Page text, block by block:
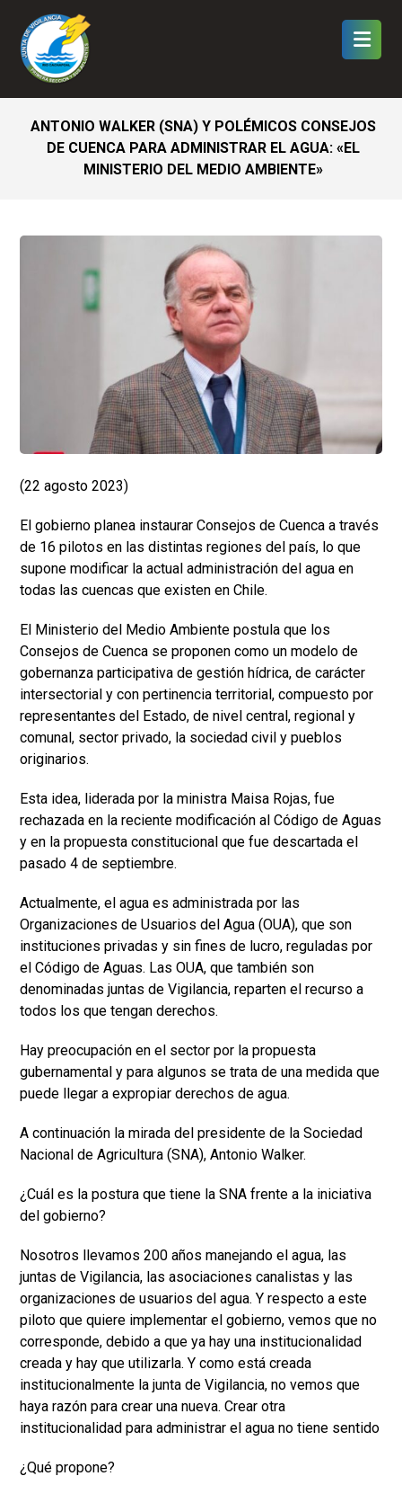
ANTONIO WALKER (SNA) Y POLÉMICOS CONSEJOS
DE CUENCA PARA ADMINISTRAR EL AGUA: «EL
MINISTERIO DEL MEDIO AMBIENTE»
(22 agosto 2023)
El gobierno planea instaurar Consejos de Cuenca a través
de 16 pilotos en las distintas regiones del país, lo que
supone modificar la actual administración del agua en
todas las cuencas que existen en Chile.
El Ministerio del Medio Ambiente postula que los
Consejos de Cuenca se proponen como un modelo de
gobernanza participativa de gestión hídrica, de carácter
intersectorial y con pertinencia territorial, compuesto por
representantes del Estado, de nivel central, regional y
comunal, sector privado, la sociedad civil y pueblos
originarios.
Esta idea, liderada por la ministra Maisa Rojas, fue
rechazada en la reciente modificación al Código de Aguas
y en la propuesta constitucional que fue descartada el
pasado 4 de septiembre.
Actualmente, el agua es administrada por las
Organizaciones de Usuarios del Agua (OUA), que son
instituciones privadas y sin fines de lucro, reguladas por
el Código de Aguas. Las OUA, que también son
denominadas juntas de Vigilancia, reparten el recurso a
todos los que tengan derechos.
Hay preocupación en el sector por la propuesta
gubernamental y para algunos se trata de una medida que
puede llegar a expropiar derechos de agua.
A continuación la mirada del presidente de la Sociedad
Nacional de Agricultura (SNA), Antonio Walker.
¿Cuál es la postura que tiene la SNA frente a la iniciativa
del gobierno?
Nosotros llevamos 200 años manejando el agua, las
juntas de Vigilancia, las asociaciones canalistas y las
organizaciones de usuarios del agua. Y respecto a este
piloto que quiere implementar el gobierno, vemos que no
corresponde, debido a que ya hay una institucionalidad
creada y hay que utilizarla. Y como está creada
institucionalmente la junta de Vigilancia, no vemos que
haya razón para crear una nueva. Crear otra
institucionalidad para administrar el agua no tiene sentido
¿Qué propone?